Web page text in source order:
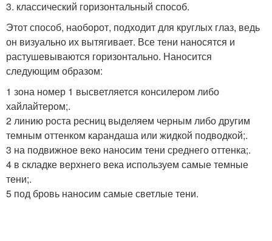
3. классический горизонтальный способ.
Этот способ, наоборот, подходит для круглых глаз, ведь
он визуально их вытягивает. Все тени наносятся и
растушевываются горизонтально. Наносится
следующим образом:
1 зона номер 1 высветляется консилером либо
хайлайтером;.
2 линию роста ресниц выделяем черным либо другим
темным оттенком карандаша или жидкой подводкой;.
3 на подвижное веко наносим тени среднего оттенка;.
4 в складке верхнего века используем самые темные
тени;.
5 под бровь наносим самые светлые тени.